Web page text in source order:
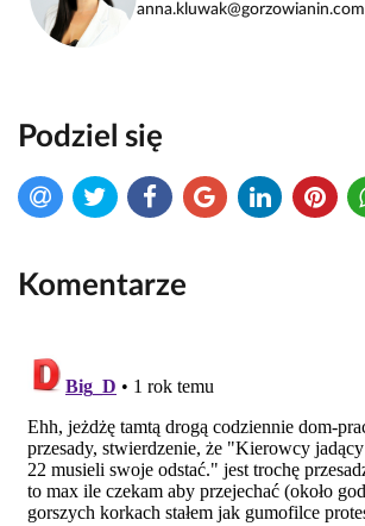
anna.kluwak@gorzowianin.com
Podziel się
Komentarze